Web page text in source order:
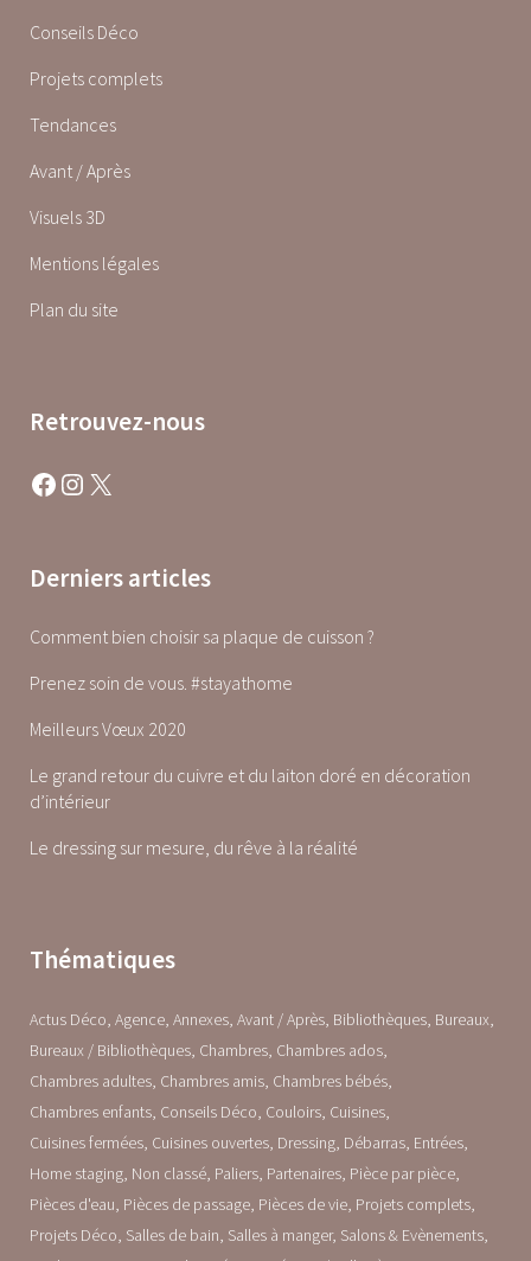
Conseils Déco
Projets complets
Tendances
Avant / Après
Visuels 3D
Mentions légales
Plan du site
Retrouvez-nous
Facebook Instagram X
Derniers articles
Comment bien choisir sa plaque de cuisson ?
Prenez soin de vous. #stayathome
Meilleurs Vœux 2020
Le grand retour du cuivre et du laiton doré en décoration
d’intérieur
Le dressing sur mesure, du rêve à la réalité
Thématiques
Actus Déco Agence Annexes Avant / Après Bibliothèques Bureaux
Bureaux / Bibliothèques Chambres Chambres ados
Chambres adultes Chambres amis Chambres bébés
Chambres enfants Conseils Déco Couloirs Cuisines
Cuisines fermées Cuisines ouvertes Dressing Débarras Entrées
Home staging Non classé Paliers Partenaires Pièce par pièce
Pièces d'eau Pièces de passage Pièces de vie Projets complets
Projets Déco Salles de bain Salles à manger Salons & Evènements